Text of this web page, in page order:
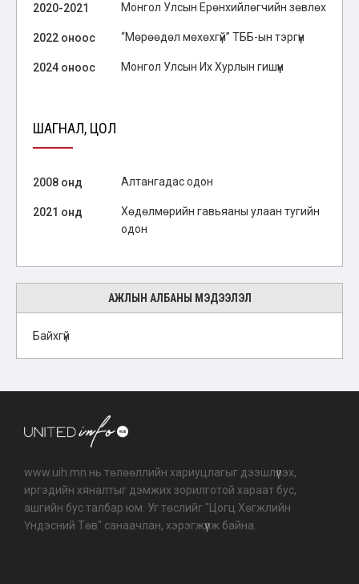
2020-2021 Монгол Улсын Ерөнхийлөгчийн зөвлөх
2022 оноос “Мөрөөдөл мөхөхгүй” ТББ-ын тэргүүн
2024 оноос Монгол Улсын Их Хурлын гишүүн
ШАГНАЛ, ЦОЛ
2008 онд Алтангадас одон
2021 онд
Хөдөлмөрийн гавьяаны улаан тугийн
одон
АЖЛЫН АЛБАНЫ МЭДЭЭЛЭЛ
Байхгүй
www.uih.mn нь төлөөллийн хариуцлагыг дээшлүүлэх,
иргэдийн хяналтыг дэмжих зорилготой хараат бус,
ашгийн бус талбар юм. Уг төслийг "Цогц Хөгжлийн
Үндэсний Төв" санаачлан, хэрэгжүүлж байна.